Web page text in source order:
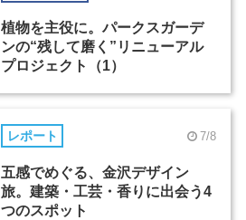
植物を主役に。パークスガーデ
ンの“残して磨く”リニューアル
プロジェクト（1）
レポート 7/8
五感でめぐる、金沢デザイン
旅。建築・工芸・香りに出会う4
つのスポット